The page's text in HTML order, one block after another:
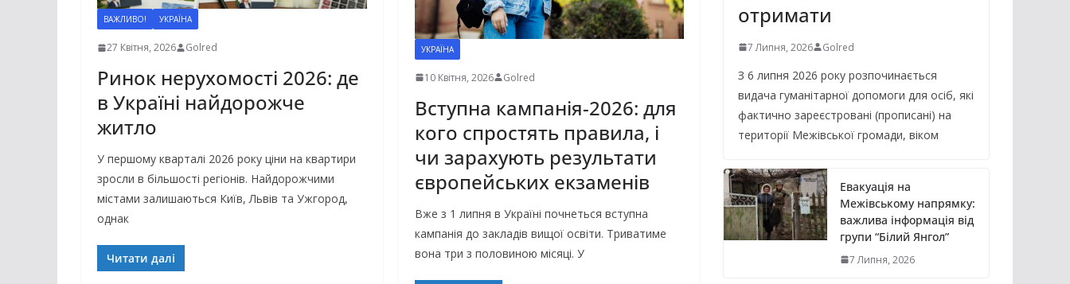
ВАЖЛИВО! УКРАЇНА
27 Квітня, 2026 Golred
Ринок нерухомості 2026: де
в Україні найдорожче
житло
У першому кварталі 2026 року ціни на квартири
зросли в більшості регіонів. Найдорожчими
містами залишаються Київ, Львів та Ужгород,
однак
Читати далі
УКРАЇНА
10 Квітня, 2026 Golred
Вступна кампанія-2026: для
кого спростять правила, і
чи зарахують результати
європейських екзаменів
Вже з 1 липня в Україні почнеться вступна
кампанія до закладів вищої освіти. Триватиме
вона три з половиною місяці. У
отримати
7 Липня, 2026 Golred
З 6 липня 2026 року розпочинається
видача гуманітарної допомоги для осіб, які
фактично зареєстровані (прописані) на
території Межівської громади, віком
Евакуація на
Межівському напрямку:
важлива інформація від
групи “Білий Янгол”
7 Липня, 2026